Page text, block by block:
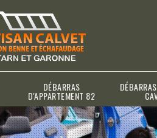
DÉBARRAS
D'APPARTEMENT 82